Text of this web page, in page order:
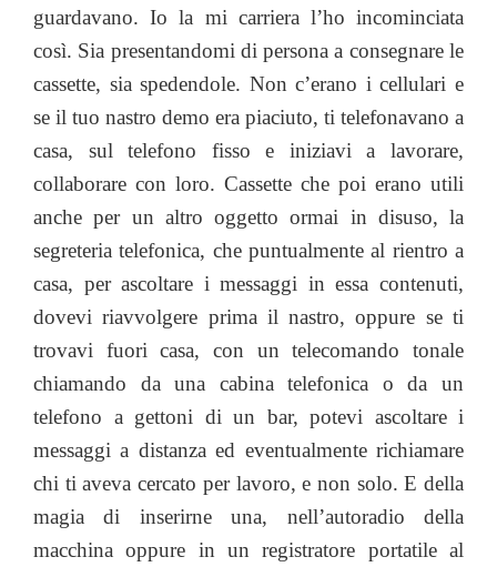
guardavano. Io la mi carriera l’ho incominciata
così. Sia presentandomi di persona a consegnare le
cassette, sia spedendole. Non c’erano i cellulari e
se il tuo nastro demo era piaciuto, ti telefonavano a
casa, sul telefono fisso e iniziavi a lavorare,
collaborare con loro. Cassette che poi erano utili
anche per un altro oggetto ormai in disuso, la
segreteria telefonica, che puntualmente al rientro a
casa, per ascoltare i messaggi in essa contenuti,
dovevi riavvolgere prima il nastro, oppure se ti
trovavi fuori casa, con un telecomando tonale
chiamando da una cabina telefonica o da un
telefono a gettoni di un bar, potevi ascoltare i
messaggi a distanza ed eventualmente richiamare
chi ti aveva cercato per lavoro, e non solo. E della
magia di inserirne una, nell’autoradio della
macchina oppure in un registratore portatile al